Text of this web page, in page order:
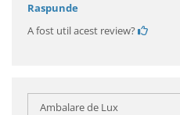
Raspunde
A fost util acest review?
Ambalare de Lux